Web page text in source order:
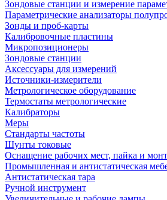
Зондовые станции и измерение
Параметрические анализаторы
Зонды и проб-карты
Калибровочные пластины
Микропозиционеры
Зондовые станции
Аксессуары для измерений
Источники-измерители
Метрологическое оборудование
Термостаты метрологические
Калибраторы
Меры
Стандарты частоты
Шунты токовые
Оснащение рабочих мест, пайка и
Промышленная и антистатическая
Антистатическая тара
Ручной инструмент